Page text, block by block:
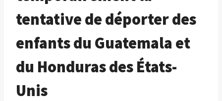
tentative de déporter des
enfants du Guatemala et
du Honduras des États-
Unis